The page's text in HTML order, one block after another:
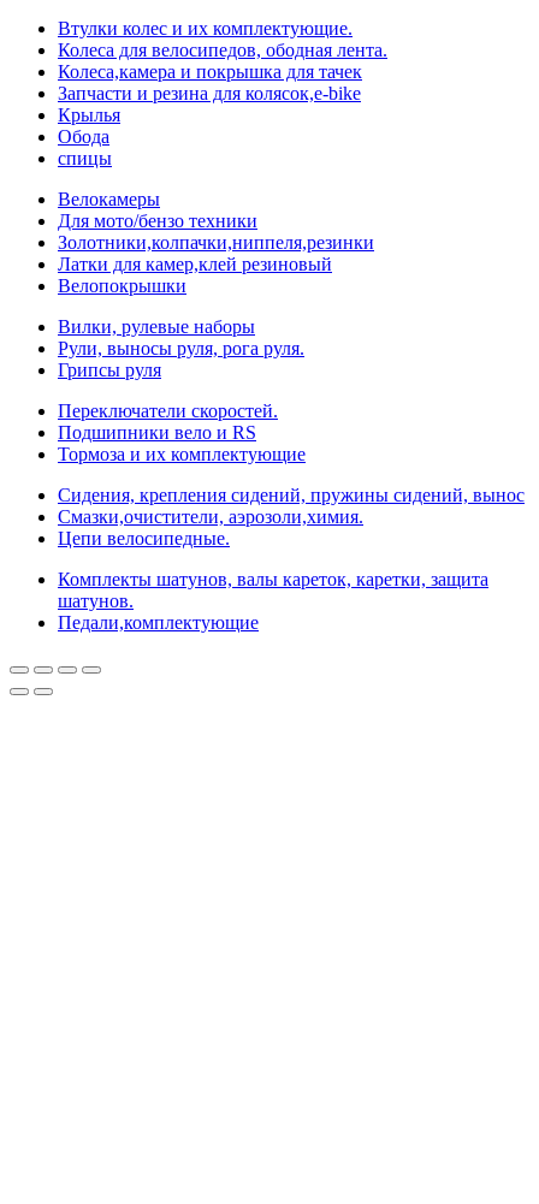
Втулки колес и их комплектующие.
Колеса для велосипедов, ободная лента.
Колеса,камера и покрышка для тачек
Запчасти и резина для колясок,e-bike
Крылья
Обода
спицы
Велокамеры
Для мото/бензо техники
Золотники,колпачки,ниппеля,резинки
Латки для камер,клей резиновый
Велопокрышки
Вилки, рулевые наборы
Рули, выносы руля, рога руля.
Грипсы руля
Переключатели скоростей.
Подшипники вело и RS
Тормоза и их комплектующие
Сидения, крепления сидений, пружины сидений, вынос
Смазки,очистители, аэрозоли,химия.
Цепи велосипедные.
Комплекты шатунов, валы кареток, каретки, защита
шатунов.
Педали,комплектующие